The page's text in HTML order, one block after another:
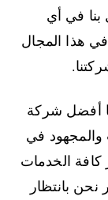
بنا في أي
هذا المجال
أفضل شركة
والمجهود في
الخدمات
نحن بانتظار